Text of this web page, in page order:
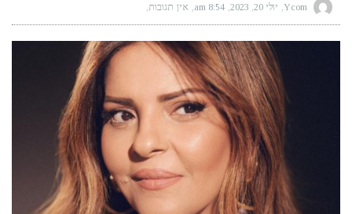
Ycom יולי 20, 2023 8:54 am אין תגובות